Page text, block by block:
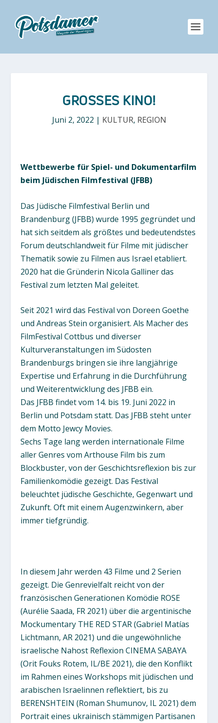
GROSSES KINO!
Juni 2, 2022 | KULTUR, REGION
Wettbewerbe für Spiel- und Dokumentarfilm
beim Jüdischen Filmfestival (JFBB)
Das Jüdische Filmfestival Berlin und
Brandenburg (JFBB) wurde 1995 gegründet und
hat sich seitdem als größtes und bedeutendstes
Forum deutschlandweit für Filme mit jüdischer
Thematik sowie zu Filmen aus Israel etabliert.
2020 hat die Gründerin Nicola Galliner das
Festival zum letzten Mal geleitet.
Seit 2021 wird das Festival von Doreen Goethe
und Andreas Stein organisiert. Als Macher des
FilmFestival Cottbus und diverser
Kulturveranstaltungen im Südosten
Brandenburgs bringen sie ihre langjährige
Expertise und Erfahrung in die Durchführung
und Weiterentwicklung des JFBB ein.
Das JFBB findet vom 14. bis 19. Juni 2022 in
Berlin und Potsdam statt. Das JFBB steht unter
dem Motto Jewcy Movies.
Sechs Tage lang werden internationale Filme
aller Genres vom Arthouse Film bis zum
Blockbuster, von der Geschichtsreflexion bis zur
Familienkomödie gezeigt. Das Festival
beleuchtet jüdische Geschichte, Gegenwart und
Zukunft. Oft mit einem Augenzwinkern, aber
immer tiefgründig.
In diesem Jahr werden 43 Filme und 2 Serien
gezeigt. Die Genrevielfalt reicht von der
französischen Generationen Komödie ROSE
(Aurélie Saada, FR 2021) über die argentinische
Mockumentary THE RED STAR (Gabriel Matías
Lichtmann, AR 2021) und die ungewöhnliche
israelische Nahost Reflexion CINEMA SABAYA
(Orit Fouks Rotem, IL/BE 2021), die den Konflikt
im Rahmen eines Workshops mit jüdischen und
arabischen Israelinnen reflektiert, bis zu
BERENSHTEIN (Roman Shumunov, IL 2021) dem
Portrait eines ukrainisch stämmigen Partisanen